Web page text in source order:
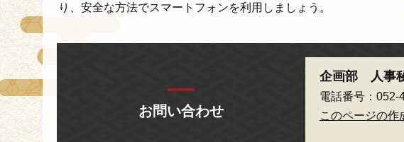
り、安全な方法でスマートフォンを利用しましょう。
お問い合わせ
企画部 人事
電話番号：052-
このページの作